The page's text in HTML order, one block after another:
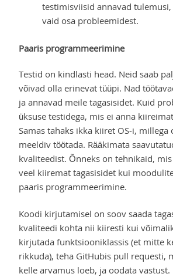
testimisviisid annavad
vaid osa probleemidest.
Paaris programmeerimine
Testid on kindlasti head. Neid saab
võivad olla erinevat tüüpi. Nad
ja annavad meile tagasisidet. Kuid
üksuse testidega, mis ei anna
Samas tahaks ikka kiiret OS-i, millega
meeldiv töötada. Rääkimata
kvaliteedist. Õnneks on tehnikaid,
veel kiiremat tagasisidet kui
paaris programmeerimine.
Koodi kirjutamisel on soov saada
kvaliteedi kohta nii kiiresti kui
kirjutada funktsiooniklassis (et mitte
rikkuda), teha GitHubis pull requesti,
kelle arvamus loeb, ja oodata vastust.